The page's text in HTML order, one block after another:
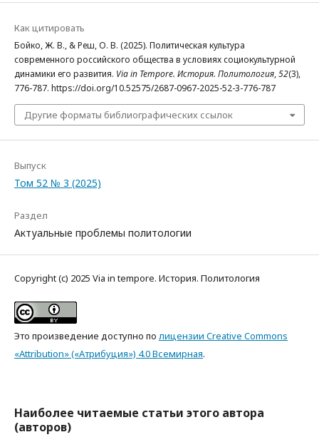
Как цитировать
Бойко, Ж. В., & Реш, О. В. (2025). Политическая культура
современного российского общества в условиях социокультурной
динамики его развития. Via in Tempore. История. Политология,52(3),
776-787. https://doi.org/10.52575/2687-0967-2025-52-3-776-787
Другие форматы библиографических ссылок
Выпуск
Том 52 № 3 (2025)
Раздел
Актуальные проблемы политологии
Copyright (c) 2025 Via in tempore. История. Политология
Это произведение доступно по лицензии Creative Commons
«Attribution» («Атрибуция») 4.0 Всемирная.
Наиболее читаемые статьи этого автора
(авторов)